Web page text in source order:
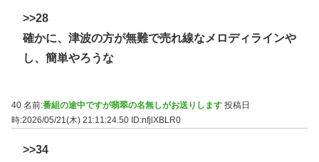
>>28
確かに、津波の方が無難で売れ線なメロディラインや
し、簡単やろうな
40 名前:番組の途中ですが翡翠の名無しがお送りします 投稿日
時:2026/05/21(木) 21:11:24.50 ID:nfjlXBLR0
>>34